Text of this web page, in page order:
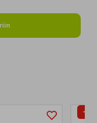
-